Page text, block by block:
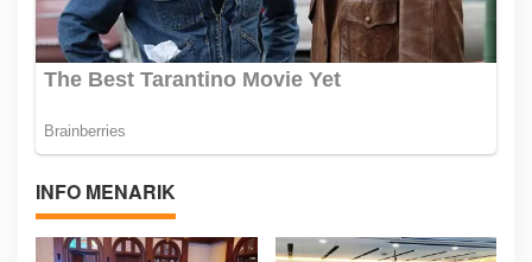
INFO MENARIK